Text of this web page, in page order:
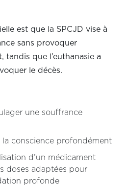
est que la SPCJD vise à
sans provoquer
tandis que l’euthanasie a
le décès.
une souffrance
la conscience profondément
d’un médicament
doses adaptées pour
profonde